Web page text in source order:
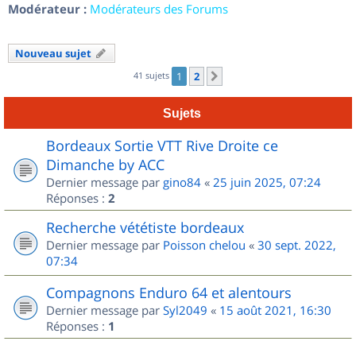
Modérateur : Modérateurs des Forums
Nouveau sujet
41 sujets 1 2
Sujets
Bordeaux Sortie VTT Rive Droite ce
Dimanche by ACC
Dernier message par gino84 « 25 juin 2025, 07:24
Réponses : 2
Recherche vététiste bordeaux
Dernier message par Poisson chelou « 30 sept. 2022,
07:34
Compagnons Enduro 64 et alentours
Dernier message par Syl2049 « 15 août 2021, 16:30
Réponses : 1